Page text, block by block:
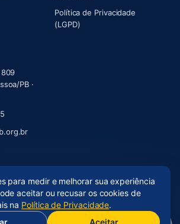
Política de Privacidade
(LGPD)
PB ·
os direitos reservados
do site· LGPD
para medir e melhorar sua experiência
aceitar ou recusar os cookies de
na Política de Privacidade.
Aceitar